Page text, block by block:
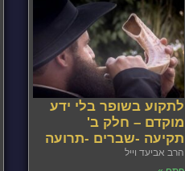
לתקוע בשופר בלי ידע
מוקדם – חלק ב'
תקיעה -שברים -תרועה
הרב אביעד וייל